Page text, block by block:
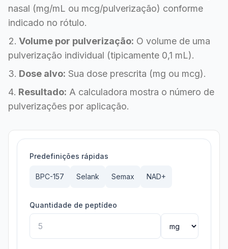
nasal (mg/mL ou mcg/pulverização) conforme
indicado no rótulo.
Volume por pulverização: O volume de uma
pulverização individual (tipicamente 0,1 mL).
Dose alvo: Sua dose prescrita (mg ou mcg).
Resultado: A calculadora mostra o número de
pulverizações por aplicação.
Predefinições rápidas
BPC-157 Selank Semax NAD+
Quantidade de peptídeo